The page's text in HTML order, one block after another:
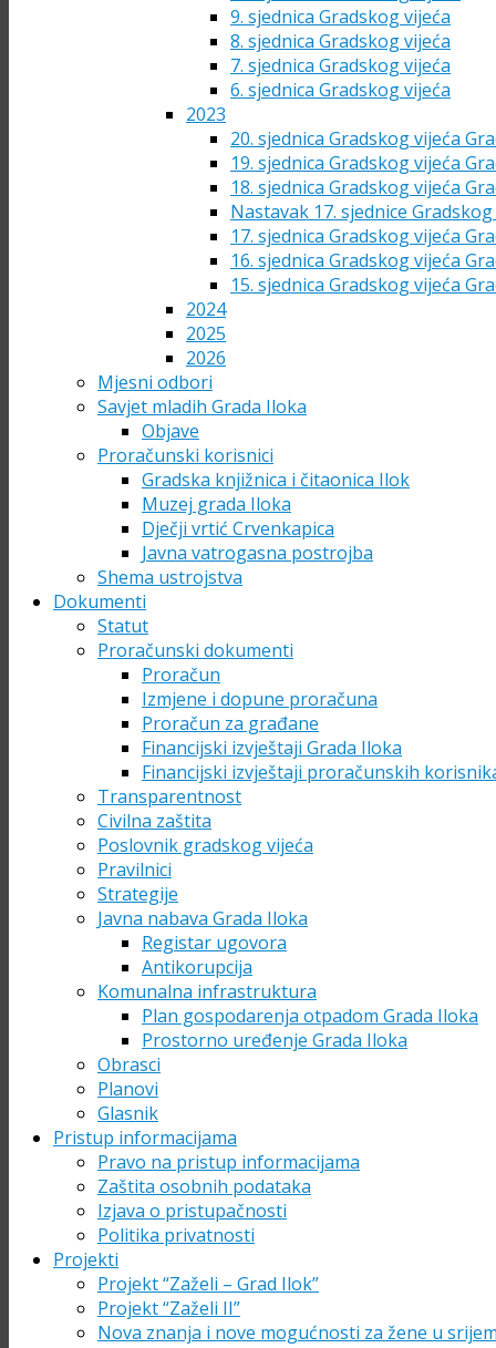
9. sjednica Gradskog vijeća
8. sjednica Gradskog vijeća
7. sjednica Gradskog vijeća
6. sjednica Gradskog vijeća
2023
20. sjednica Gradskog vijeća
19. sjednica Gradskog vijeća
18. sjednica Gradskog vijeća
Nastavak 17. sjednice
17. sjednica Gradskog vijeća
16. sjednica Gradskog vijeća
15. sjednica Gradskog vijeća
2024
2025
2026
Mjesni odbori
Savjet mladih Grada Iloka
Objave
Proračunski korisnici
Gradska knjižnica i čitaonica Ilok
Muzej grada Iloka
Dječji vrtić Crvenkapica
Javna vatrogasna postrojba
Shema ustrojstva
Dokumenti
Statut
Proračunski dokumenti
Proračun
Izmjene i dopune proračuna
Proračun za građane
Financijski izvještaji Grada Iloka
Financijski izvještaji proračunskih
Transparentnost
Civilna zaštita
Poslovnik gradskog vijeća
Pravilnici
Strategije
Javna nabava Grada Iloka
Registar ugovora
Antikorupcija
Komunalna infrastruktura
Plan gospodarenja otpadom Grada Iloka
Prostorno uređenje Grada Iloka
Obrasci
Planovi
Glasnik
Pristup informacijama
Pravo na pristup informacijama
Zaštita osobnih podataka
Izjava o pristupačnosti
Politika privatnosti
Projekti
Projekt “Zaželi – Grad Ilok”
Projekt “Zaželi II”
Nova znanja i nove mogućnosti za žene u